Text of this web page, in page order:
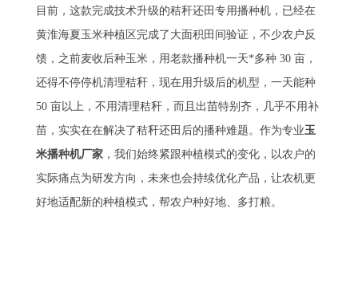
目前，这款完成技术升级的秸秆还田专用播种机，已经在
黄淮海夏玉米种植区完成了大面积田间验证，不少农户反
馈，之前麦收后种玉米，用老款播种机一天*多种 30 亩，
还得不停停机清理秸秆，现在用升级后的机型，一天能种
50 亩以上，不用清理秸秆，而且出苗特别齐，几乎不用补
苗，实实在在解决了秸秆还田后的播种难题。作为专业玉
米播种机厂家，我们始终紧跟种植模式的变化，以农户的
实际痛点为研发方向，未来也会持续优化产品，让农机更
好地适配新的种植模式，帮农户种好地、多打粮。